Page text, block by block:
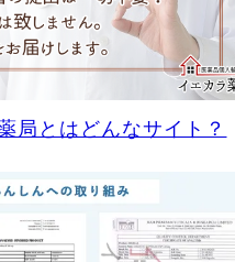
局とはどんなサイト？